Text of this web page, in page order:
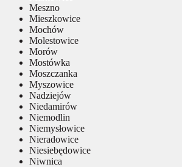
Meszno
Mieszkowice
Mochów
Molestowice
Morów
Mostówka
Moszczanka
Myszowice
Nadziejów
Niedamirów
Niemodlin
Niemysłowice
Nieradowice
Niesiebędowice
Niwnica